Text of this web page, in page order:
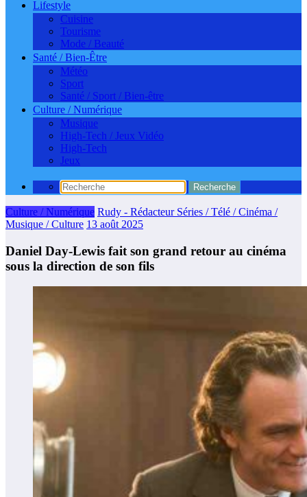
Lifestyle
Cuisine
Tourisme
Mode / Beauté
Santé / Bien-Être
Météo
Sport
Santé / Sport / Bien-être
Culture / Numérique
Musique
High-Tech / Jeux Vidéo
High-Tech
Jeux
Culture / Numérique Rudy - Rédacteur Séries / Télé / Cinéma /
Musique / Culture 13 août 2025
Daniel Day-Lewis fait son grand retour au cinéma
sous la direction de son fils